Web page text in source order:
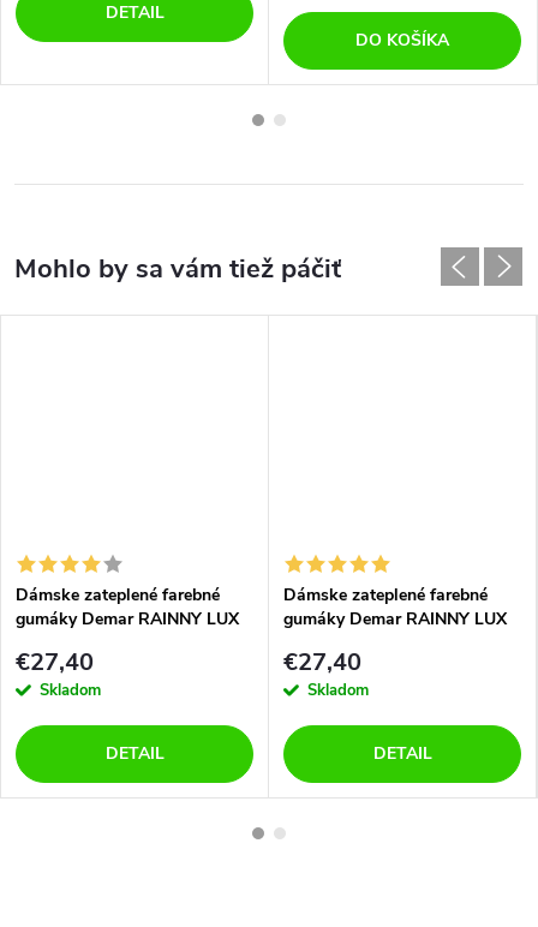
DETAIL
DO KOŠÍKA
Dámske zateplené farebné
gumáky Demar RAINNY LUX
€27,40
Skladom
DETAIL
Dámske zateplené farebné
gumáky Demar RAINNY LUX
€27,40
Skladom
DETAIL